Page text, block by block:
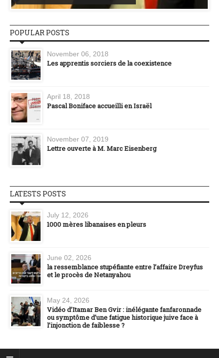
POPULAR POSTS
November 06, 2018
Les apprentis sorciers de la coexistence
April 18, 2018
Pascal Boniface accueilli en Israël
November 07, 2019
Lettre ouverte à M. Marc Eisenberg
LATESTS POSTS
July 12, 2026
1000 mères libanaises en pleurs
June 02, 2026
la ressemblance stupéfiante entre l’affaire Dreyfus
et le procès de Netanyahou
May 24, 2026
Vidéo d’Itamar Ben Gvir : inélégante fanfaronnade
ou symptôme d’une fatigue historique juive face à
l’injonction de faiblesse ?